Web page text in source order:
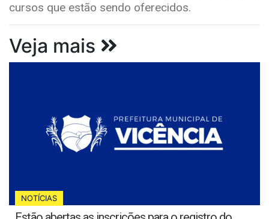
cursos que estão sendo oferecidos.
Veja mais
NOTÍCIAS